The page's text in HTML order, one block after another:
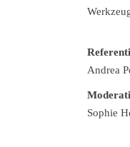
Andrea
Sophie